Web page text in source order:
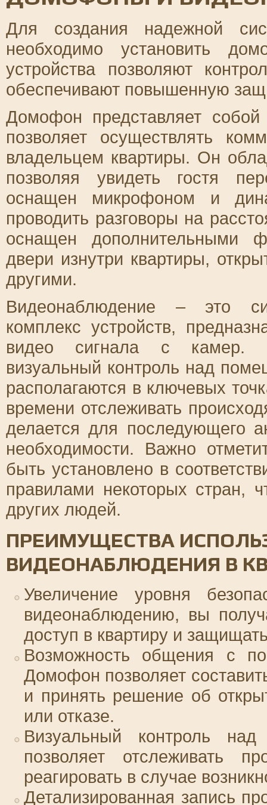
Для создания надежной
необходимо установить
устройства позволяют
обеспечивают повышенную
Домофон представляет собой
позволяет осуществлять
владельцем квартиры. Он
позволяя увидеть гостя
оснащен микрофоном и
проводить разговоры на
оснащен дополнительными
двери изнутри квартиры,
другими.
Видеонаблюдение – это
комплекс устройств,
видео сигнала с камер.
визуальный контроль над
располагаются в ключевых
времени отслеживать
делается для последующего
необходимости. Важно
быть установлено в
правилами некоторых стран,
других людей.
ПРЕИМУЩЕСТВА
ВИДЕОНАБЛЮДЕНИЯ В
Увеличение уровня
видеонаблюдению, вы
доступ в квартиру и
Возможность общения с
Домофон позволяет
и принять решение об
или отказе.
Визуальный контроль
позволяет отслеживать
реагировать в случае
Детализированная запись